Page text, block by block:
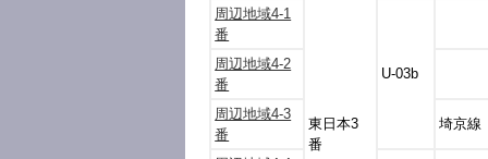
東日本3
番
周辺地域4-1
番
U-03b
周辺地域4-2
番
周辺地域4-3
番
埼京線